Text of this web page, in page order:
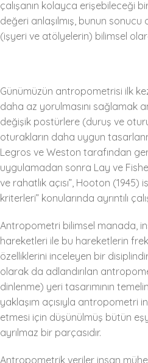
çalışanın kolayca erişebileceği
değeri anlaşılmış, bunun sonucu
(işyeri ve atölyelerin) bilimsel
Günümüzün antropometrisi ilk kez
daha az yorulmasını sağlamak
değişik postürlere (duruş ve
oturakların daha uygun
Legros ve Weston tarafından
uygulamadan sonra Lay ve
ve rahatlık açısı”, Hooton
kriterleri” konularında ayrıntılı
Antropometri bilimsel manada,
hareketleri ile bu hareketlerin
özelliklerini inceleyen bir
olarak da adlandırılan
dinlenme) yeri tasarımının
yaklaşım açısıyla antropometri
etmesi için düşünülmüş bütün
ayrılmaz bir parçasıdır.
Antropometrik veriler insan